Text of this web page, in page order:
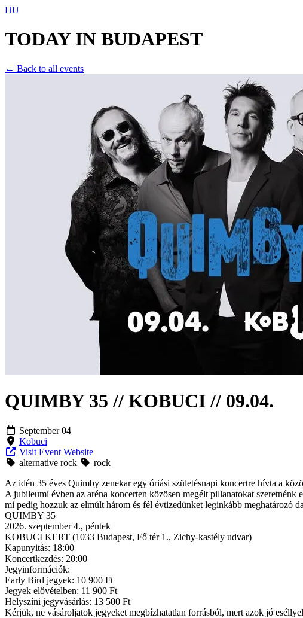
HU
TODAY IN BUDAPEST
← Back to all events
QUIMBY 35 // KOBUCI // 09.04.
September 04
Kobuci
Visit Event Website
alternative rock
rock
Az idén 35 éves Quimby zenekar egy óriási születésnapi koncertre hívta a
A jubileumi évben az aréna koncerten közösen megélt pillanatokat
mi pedig hozzuk az elmúlt három és fél évtizedünket leginkább meghatározó
QUIMBY 35
2026. szeptember 4., péntek
KOBUCI KERT (1033 Budapest, Fő tér 1., Zichy-kastély udvar)
Kapunyitás: 18:00
Koncertkezdés: 20:00
Jegyinformációk:
Early Bird jegyek: 10 900 Ft
Jegyek elővételben: 11 900 Ft
Helyszíni jegyvásárlás: 13 500 Ft
Kérjük, ne vásároljatok jegyeket megbízhatatlan forrásból, mert azok jó